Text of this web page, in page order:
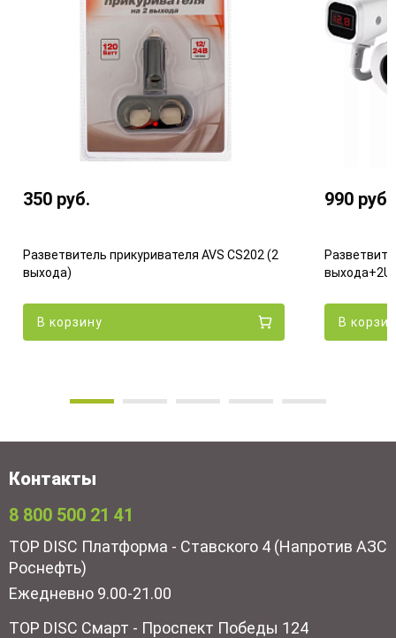
350 руб.
Разветвитель прикуривателя AVS CS202 (2
выхода)
В корзину
990 руб.
В
Контакты
8 800 500 21 41
TOP DISC Платформа - Ставского 4 (Напротив АЗС
Роснефть)
Ежедневно 9.00-21.00
TOP DISC Смарт - Проспект Победы 124